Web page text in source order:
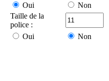
Oui
Non
Taille de la
police :
Oui Non